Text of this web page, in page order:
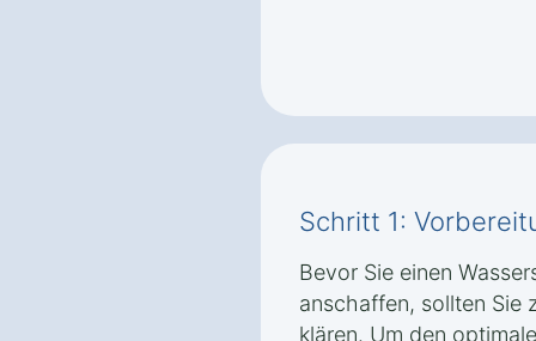
Schritt 1:
Bevor Sie einen
anschaffen, sollten Sie
klären. Um den